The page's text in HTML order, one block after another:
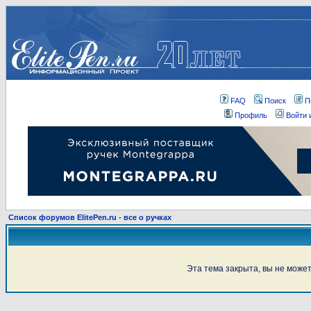
FAQ Поиск
Профиль
Войти
Список форумов ElitePen.ru - все о ручках
Эта тема закрыта, вы не